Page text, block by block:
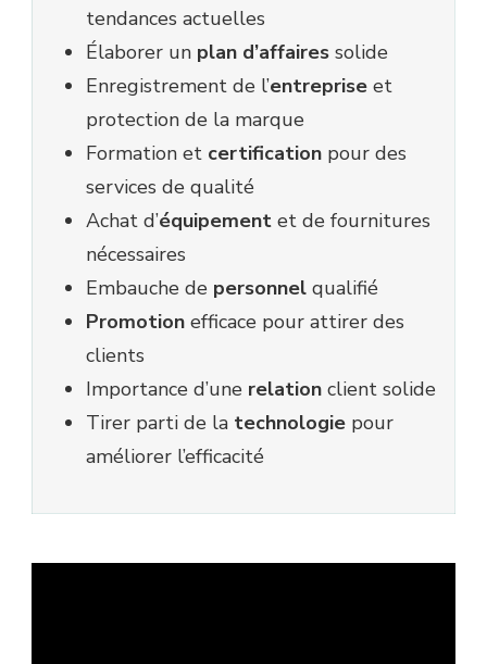
tendances actuelles
Élaborer un plan d’affaires solide
Enregistrement de l’entreprise et
protection de la marque
Formation et certification pour des
services de qualité
Achat d’équipement et de fournitures
nécessaires
Embauche de personnel qualifié
Promotion efficace pour attirer des
clients
Importance d’une relation client solide
Tirer parti de la technologie pour
améliorer l’efficacité